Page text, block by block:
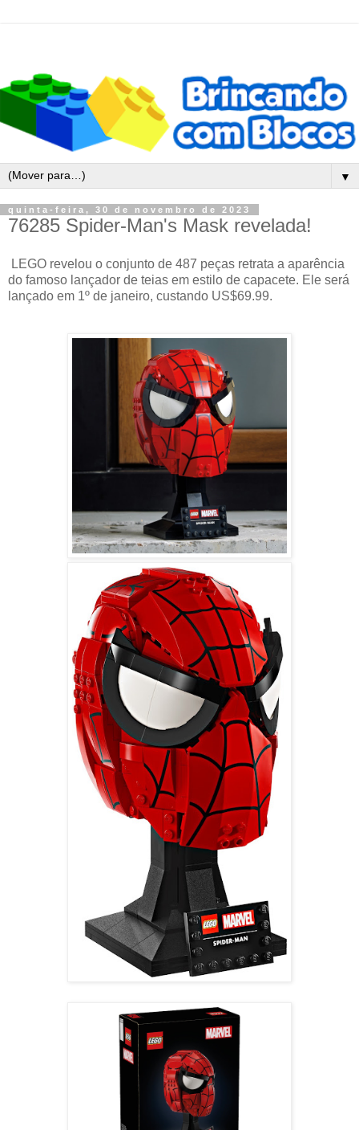
▼
quinta-feira, 30 de novembro de 2023
76285 Spider-Man's Mask revelada!
LEGO revelou o conjunto de 487 peças retrata a aparência
do famoso lançador de teias em estilo de capacete. Ele será
lançado em 1º de janeiro, custando US$69.99.